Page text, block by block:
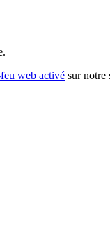
web activé sur notre